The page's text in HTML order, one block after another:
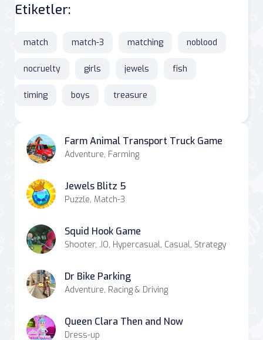
Etiketler:
match match-3 matching noblood
nocruelty girls jewels fish
timing boys treasure
Farm Animal Transport Truck Game
Adventure, Farming
Jewels Blitz 5
Puzzle, Match-3
Squid Hook Game
Shooter, .IO, Hypercasual, Casual, Strategy
Dr Bike Parking
Adventure, Racing & Driving
Queen Clara Then and Now
Dress-up